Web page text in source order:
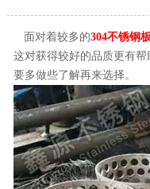
面对着较多的304不锈钢
这对获得较好的品质更有
要多做些了解再来选择。